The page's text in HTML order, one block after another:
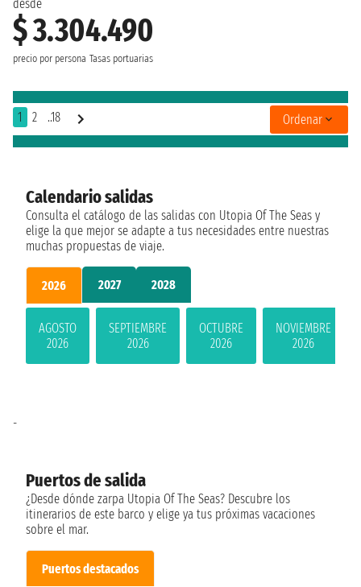
desde
$ 3.304.490
precio por persona Tasas portuarias
1 2 ..18 Ordenar
Calendario salidas
Consulta el catálogo de las salidas con Utopia Of The Seas y
elige la que mejor se adapte a tus necesidades entre nuestras
muchas propuestas de viaje.
2026 2027 2028
AGOSTO
2026
SEPTIEMBRE
2026
OCTUBRE
2026
NOVIEMBRE
2026
Puertos de salida
¿Desde dónde zarpa Utopia Of The Seas? Descubre los
itinerarios de este barco y elige ya tus próximas vacaciones
sobre el mar.
Puertos destacados
-